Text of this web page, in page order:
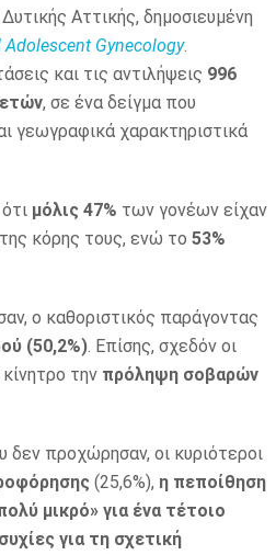
Αττικής, δημοσιευμένη
Gynecology.
και τις αντιλήψεις 996
, σε ένα δείγμα που
γεωγραφικά χαρακτηριστικά
μόλις 47% των γονέων είχαν
κόρης τους, ενώ το 53%
ο καθοριστικός παράγοντας
(50,2%) . Επίσης, σχεδόν οι
την πρόληψη σοβαρών
δεν προχώρησαν, οι κυριότεροι
(25,6%), η πεποίθηση
μικρό» για ένα τέτοιο
για τη σχετική